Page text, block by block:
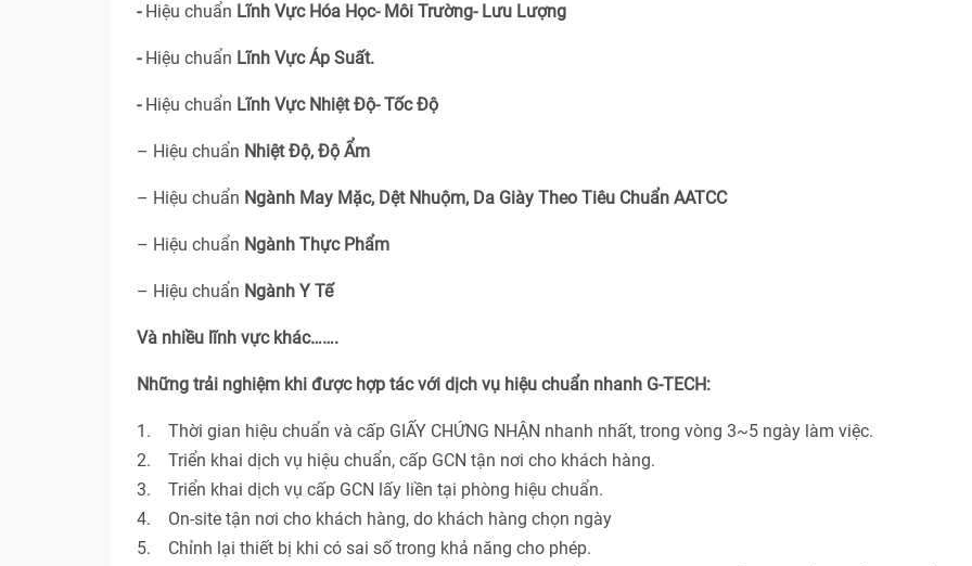
- Hiệu chuẩn Lĩnh Vực Hóa Học- Môi Trường- Lưu Lượng
- Hiệu chuẩn Lĩnh Vực Áp Suất.
-Hiệu chuẩn Lĩnh Vực Nhiệt Độ- Tốc Độ
– Hiệu chuẩn Nhiệt Độ, Độ Ẩm
– Hiệu chuẩn Ngành May Mặc, Dệt Nhuộm, Da Giày Theo Tiêu Chuẩn AATCC
– Hiệu chuẩn Ngành Thực Phẩm
– Hiệu chuẩn Ngành Y Tế
Và nhiều lĩnh vực khác…….
Những trải nghiệm khi được hợp tác với dịch vụ hiệu chuẩn nhanh G-TECH:
1. Thời gian hiệu chuẩn và cấp GIẤY CHỨNG NHẬN nhanh nhất, trong vòng 3~5 ngày làm việc.
2. Triển khai dịch vụ hiệu chuẩn, cấp GCN tận nơi cho khách hàng.
3. Triển khai dịch vụ cấp GCN lấy liền tại phòng hiệu chuẩn.
4. On-site tận nơi cho khách hàng, do khách hàng chọn ngày
5. Chỉnh lại thiết bị khi có sai số trong khả năng cho phép.